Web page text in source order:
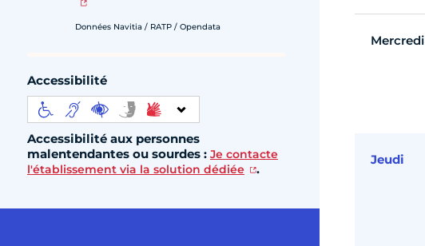
Données Navitia / RATP / Opendata
Accessibilité
Accessibilité aux personnes
malentendantes ou sourdes : Je contacte
l'établissement via la solution dédiée
.
Mercredi
Jeudi